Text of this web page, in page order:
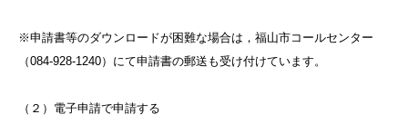
※申請書等のダウンロードが困難な場合は，福山市コールセンター
（084-928-1240）にて申請書の郵送も受け付けています。
（２）電子申請で申請する